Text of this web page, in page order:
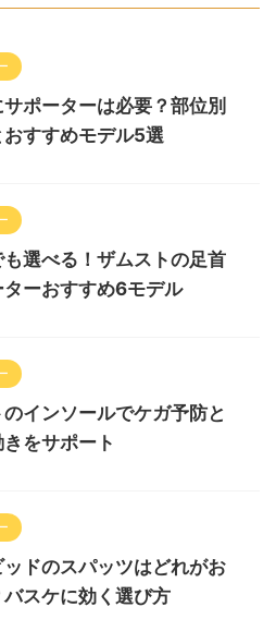
ポーターは必要？部位別
すすめモデル5選
選べる！ザムストの足首
ターおすすめ6モデル
インソールでケガ予防と
をサポート
ッドのスパッツはどれがお
スケに効く選び方